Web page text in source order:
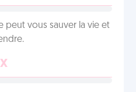
peut vous sauver la vie et